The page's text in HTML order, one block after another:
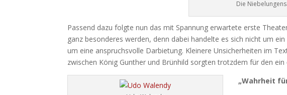
Die
Passend dazu folgte nun das mit Spannung erwartete erste
ganz besonderes werden, denn dabei handelte es sich nicht um
um eine anspruchsvolle Darbietung. Kleinere Unsicherheiten im
zwischen König Gunther und Brünhild sorgten trotzdem für den
„Wahrheit